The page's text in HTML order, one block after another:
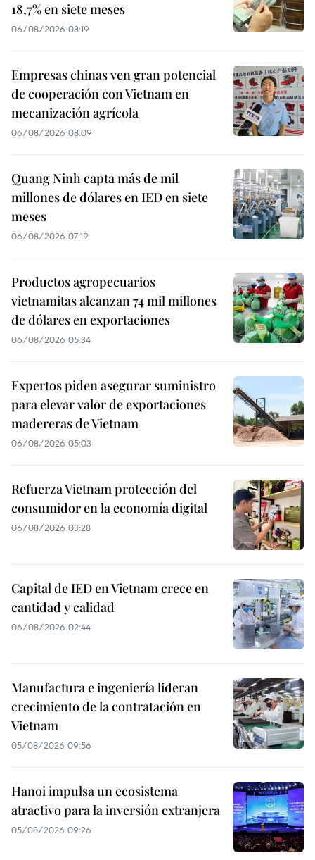
18,7% en siete meses
06/08/2026 08:19
Empresas chinas ven gran potencial
de cooperación con Vietnam en
mecanización agrícola
06/08/2026 08:09
Quang Ninh capta más de mil
millones de dólares en IED en siete
meses
06/08/2026 07:19
Productos agropecuarios
vietnamitas alcanzan 74 mil millones
de dólares en exportaciones
06/08/2026 05:34
Expertos piden asegurar suministro
para elevar valor de exportaciones
madereras de Vietnam
06/08/2026 05:03
Refuerza Vietnam protección del
consumidor en la economía digital
06/08/2026 03:28
Capital de IED en Vietnam crece en
cantidad y calidad
06/08/2026 02:44
Manufactura e ingeniería lideran
crecimiento de la contratación en
Vietnam
05/08/2026 09:56
Hanoi impulsa un ecosistema
atractivo para la inversión extranjera
05/08/2026 09:26